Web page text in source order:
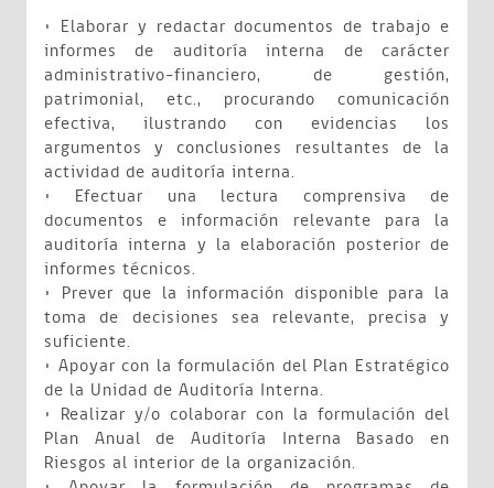
• Elaborar y redactar documentos de trabajo e
informes de auditoría interna de carácter
administrativo-financiero, de gestión,
patrimonial, etc., procurando comunicación
efectiva, ilustrando con evidencias los
argumentos y conclusiones resultantes de la
actividad de auditoría interna.
• Efectuar una lectura comprensiva de
documentos e información relevante para la
auditoría interna y la elaboración posterior de
informes técnicos.
• Prever que la información disponible para la
toma de decisiones sea relevante, precisa y
suficiente.
• Apoyar con la formulación del Plan Estratégico
de la Unidad de Auditoría Interna.
• Realizar y/o colaborar con la formulación del
Plan Anual de Auditoría Interna Basado en
Riesgos al interior de la organización.